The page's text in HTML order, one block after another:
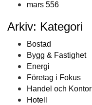
mars 556
Arkiv: Kategori
Bostad
Bygg & Fastighet
Energi
Företag i Fokus
Handel och Kontor
Hotell